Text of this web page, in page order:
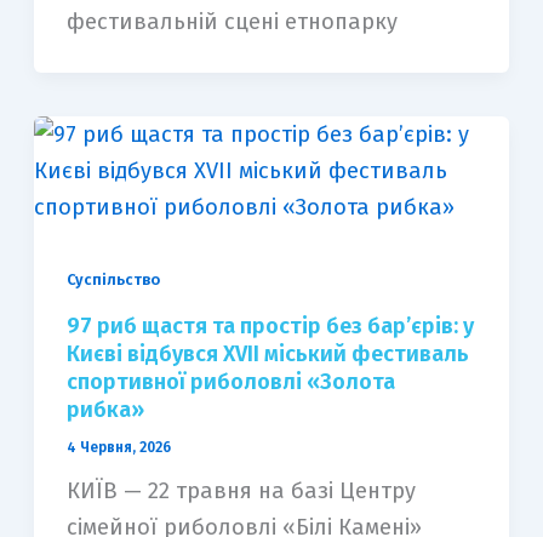
фестивальній сцені етнопарку
Суспільство
97 риб щастя та простір без бар’єрів: у
Києві відбувся XVII міський фестиваль
спортивної риболовлі «Золота
рибка»
4 Червня, 2026
КИЇВ — 22 травня на базі Центру
сімейної риболовлі «Білі Камені»